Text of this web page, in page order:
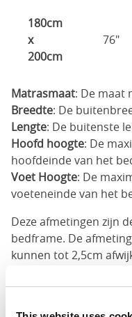
180cm
x
200cm
76"
Matrasmaat: De maat
Breedte: De
Lengte: De buitenste
Hoofd hoogte: De
hoofdeinde van het
Voet Hoogte: De
voeteneinde van het
Deze afmetingen zijn
bedframe. De
kunnen tot 2,5cm